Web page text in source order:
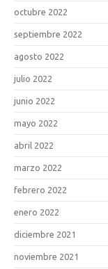
octubre 2022
septiembre 2022
agosto 2022
julio 2022
junio 2022
mayo 2022
abril 2022
marzo 2022
febrero 2022
enero 2022
diciembre 2021
noviembre 2021